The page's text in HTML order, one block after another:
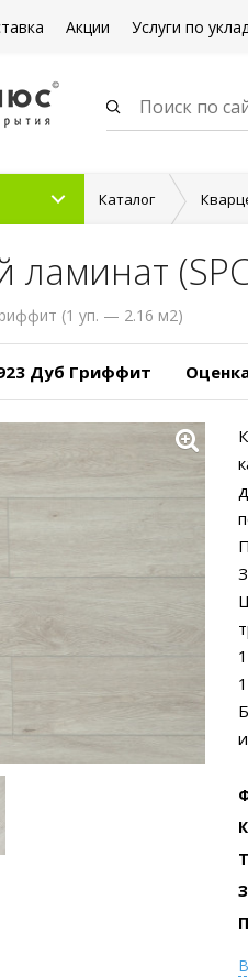
Акции Услуги по
Каталог
ламинат
(1 уп. — 2.16 м2)
Дуб Гриффит